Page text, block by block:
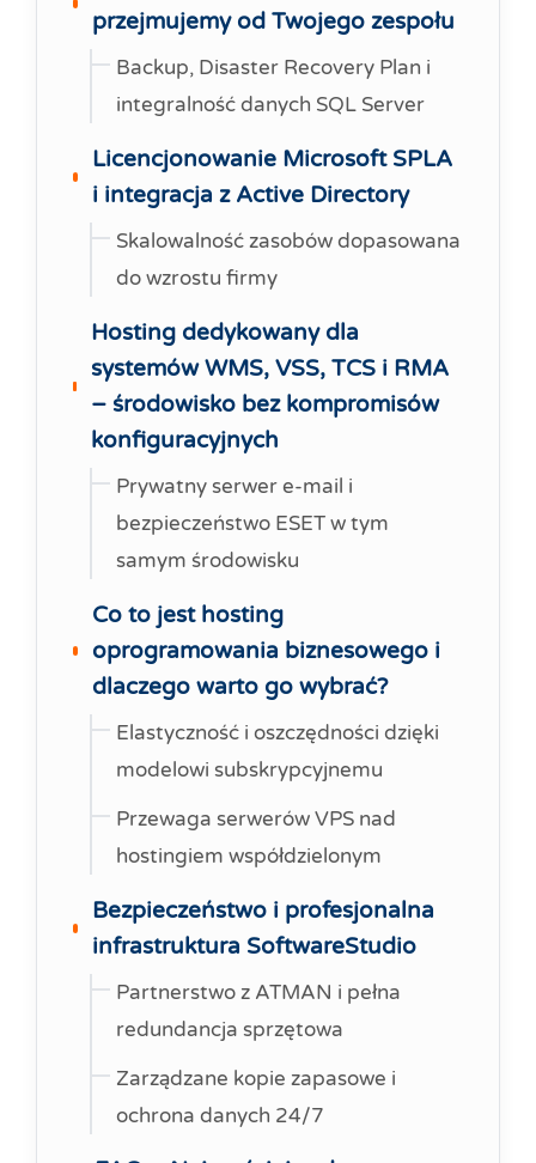
przejmujemy od Twojego zespołu
Backup, Disaster Recovery Plan i
integralność danych SQL Server
Licencjonowanie Microsoft SPLA
i integracja z Active Directory
Skalowalność zasobów dopasowana
do wzrostu firmy
Hosting dedykowany dla
systemów WMS, VSS, TCS i RMA
– środowisko bez kompromisów
konfiguracyjnych
Prywatny serwer e-mail i
bezpieczeństwo ESET w tym
samym środowisku
Co to jest hosting
oprogramowania biznesowego i
dlaczego warto go wybrać?
Elastyczność i oszczędności dzięki
modelowi subskrypcyjnemu
Przewaga serwerów VPS nad
hostingiem współdzielonym
Bezpieczeństwo i profesjonalna
infrastruktura SoftwareStudio
Partnerstwo z ATMAN i pełna
redundancja sprzętowa
Zarządzane kopie zapasowe i
ochrona danych 24/7